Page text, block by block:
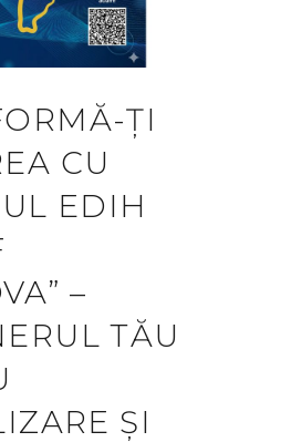
ȚI
CU
EDIH
–
TĂU
ȘI